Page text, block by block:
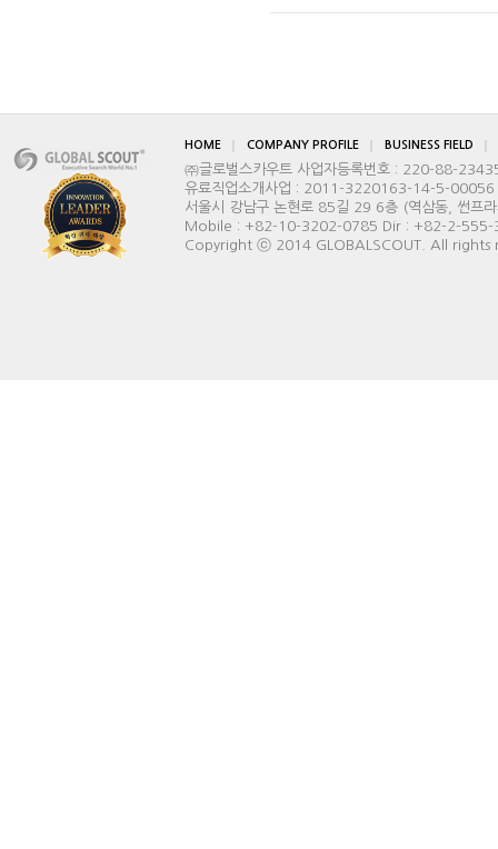
HOME COMPANY PROFILE BUSINESS FIELD
㈜글로벌스카우트 사업자등록번호 : 220-88-
유료직업소개사업 : 2011-3220163-14-5-
서울시 강남구 논현로 85길 29 6층 (역삼동, 썬
Mobile : +82-10-3202-0785 Dir : +82-2-
Copyright ⓒ 2014 GLOBALSCOUT. All rights